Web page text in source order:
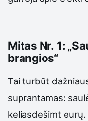
Mitas Nr. 1:
brangios“
Tai turbūt
suprantamas:
keliasdešimt